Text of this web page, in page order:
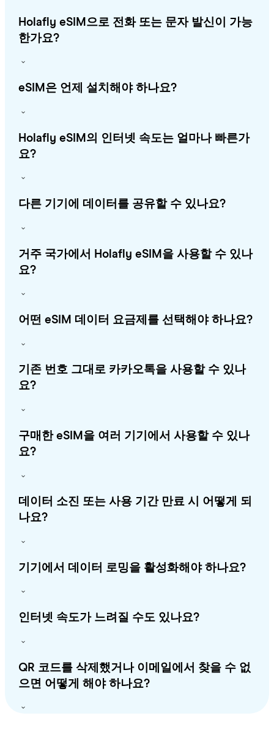
Holafly eSIM으로 전화 또는 문자 발신이 가능
한가요?
eSIM은 언제 설치해야 하나요?
Holafly eSIM의 인터넷 속도는 얼마나 빠른가
요?
다른 기기에 데이터를 공유할 수 있나요?
거주 국가에서 Holafly eSIM을 사용할 수 있나
요?
어떤 eSIM 데이터 요금제를 선택해야 하나요?
기존 번호 그대로 카카오톡을 사용할 수 있나
요?
구매한 eSIM을 여러 기기에서 사용할 수 있나
요?
데이터 소진 또는 사용 기간 만료 시 어떻게 되
나요?
기기에서 데이터 로밍을 활성화해야 하나요?
인터넷 속도가 느려질 수도 있나요?
QR 코드를 삭제했거나 이메일에서 찾을 수 없
으면 어떻게 해야 하나요?